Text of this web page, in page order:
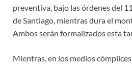
preventiva, bajo las órdenes del
de Santiago, mientras dura el
Ambos serán formalizados esta
Mientras, en los medios